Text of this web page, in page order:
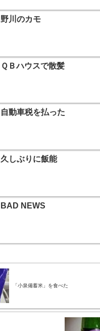
野川のカモ
ＱＢハウスで散髪
自動車税を払った
久しぶりに飯能
BAD NEWS
「小泉備蓄米」を食べた